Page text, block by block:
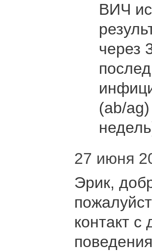
ВИЧ
через
(ab/
27 июня
Эрик,
контакт с